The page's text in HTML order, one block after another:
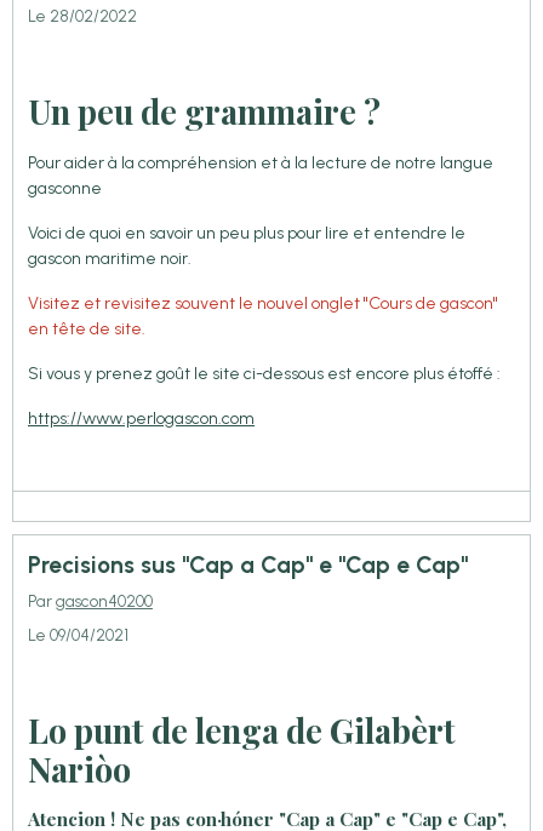
Le 28/02/2022
Un peu de grammaire ?
Pour aider à la compréhension et à la lecture de notre langue
gasconne
Voici de quoi en savoir un peu plus pour lire et entendre le
gascon maritime noir.
Visitez et revisitez souvent le nouvel onglet "Cours de gascon"
en tête de site.
Si vous y prenez goût le site ci-dessous est encore plus étoffé :
https://www.perlogascon.com
Precisions sus "Cap a Cap" e "Cap e Cap"
Pargascon40200
Le 09/04/2021
Lo punt de lenga de Gilabèrt
Nariòo
Atencion ! Ne pas con·hóner "Cap a Cap" e "Cap e Cap",